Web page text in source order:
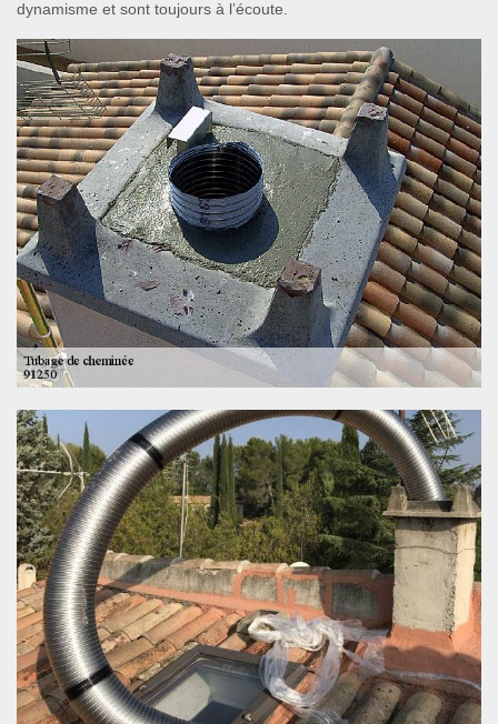
dynamisme et sont toujours à l’écoute.